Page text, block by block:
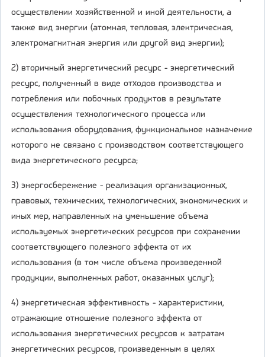
осуществлении хозяйственной и иной деятельности, а
также вид энергии (атомная, тепловая, электрическая,
электромагнитная энергия или другой вид энергии);
2) вторичный энергетический ресурс - энергетический
ресурс, полученный в виде отходов производства и
потребления или побочных продуктов в результате
осуществления технологического процесса или
использования оборудования, функциональное назначение
которого не связано с производством соответствующего
вида энергетического ресурса;
3) энергосбережение - реализация организационных,
правовых, технических, технологических, экономических и
иных мер, направленных на уменьшение объема
используемых энергетических ресурсов при сохранении
соответствующего полезного эффекта от их
использования (в том числе объема произведенной
продукции, выполненных работ, оказанных услуг);
4) энергетическая эффективность - характеристики,
отражающие отношение полезного эффекта от
использования энергетических ресурсов к затратам
энергетических ресурсов, произведенным в целях